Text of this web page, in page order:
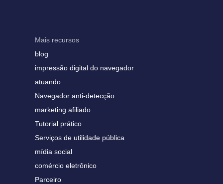
Mais recursos
blog
impressão digital do navegador
atuando
Navegador anti-detecção
marketing afiliado
Tutorial prático
Serviços de utilidade pública
mídia social
comércio eletrônico
Parceiro